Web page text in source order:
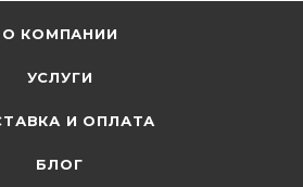
О КОМПАНИИ
УСЛУГИ
И ОПЛАТА
БЛОГ